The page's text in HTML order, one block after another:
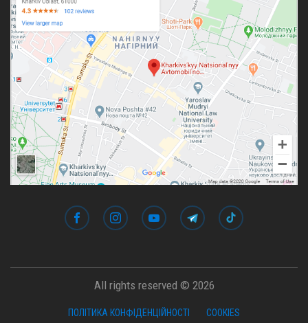
All rights reserved © 2026
ПОЛІТИКА КОНФІДЕНЦІЙНОСТІ COOKIES